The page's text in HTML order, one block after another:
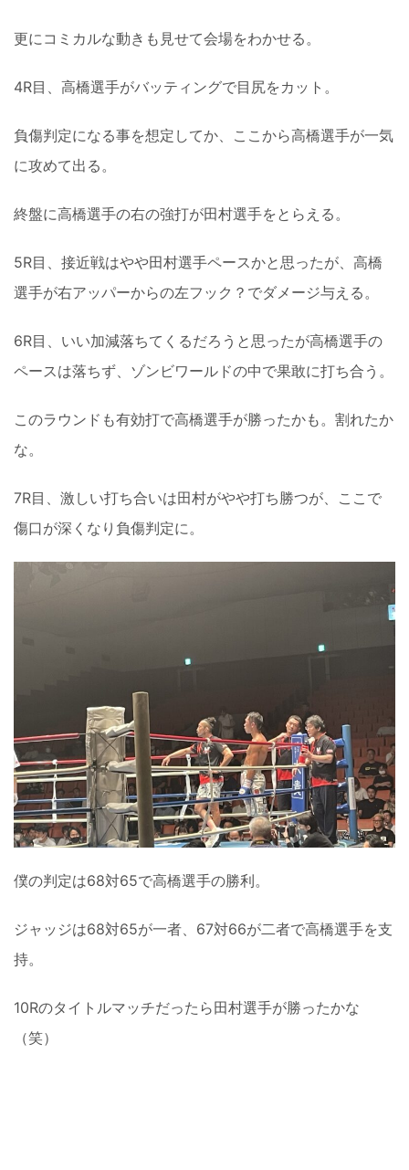
更にコミカルな動きも見せて会場をわかせる。
4R目、高橋選手がバッティングで目尻をカット。
負傷判定になる事を想定してか、ここから高橋選手が一気
に攻めて出る。
終盤に高橋選手の右の強打が田村選手をとらえる。
5R目、接近戦はやや田村選手ペースかと思ったが、高橋
選手が右アッパーからの左フック？でダメージ与える。
6R目、いい加減落ちてくるだろうと思ったが高橋選手の
ペースは落ちず、ゾンビワールドの中で果敢に打ち合う。
このラウンドも有効打で高橋選手が勝ったかも。割れたか
な。
7R目、激しい打ち合いは田村がやや打ち勝つが、ここで
傷口が深くなり負傷判定に。
僕の判定は68対65で高橋選手の勝利。
ジャッジは68対65が一者、67対66が二者で高橋選手を支
持。
10Rのタイトルマッチだったら田村選手が勝ったかな
（笑）